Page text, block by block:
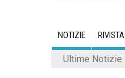
NOTIZIE RIVISTA
Ultime Notizie